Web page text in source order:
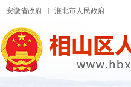
安徽省政府 淮北市人民政府